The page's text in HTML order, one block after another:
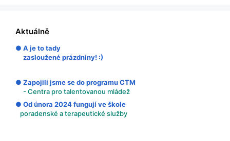
Aktuálně
● A je to tady
zasloužené prázdniny! :)
● Zapojili jsme se do programu CTM
- Centra pro talentovanou mládež
● Od února 2024 fungují ve škole
poradenské a terapeutické služby